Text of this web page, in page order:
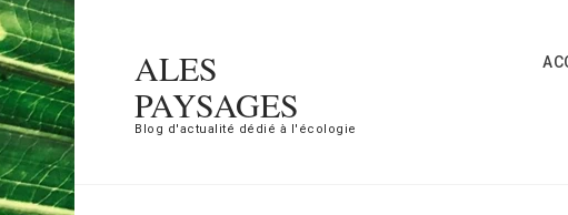
Aller
au
contenu
(Pressez
Entrée)
ALES
PAYSAGES
Blog d'actualité dédié à l'écologie